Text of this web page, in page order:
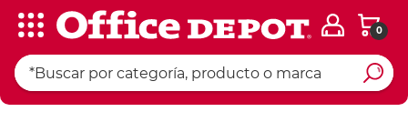
0
Ingresar Codigo